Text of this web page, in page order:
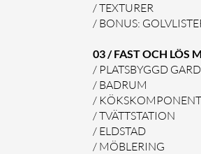
/ TEXTURER
/ BONUS:
03 / FAST OCH LÖS
/ PLATSBYGGD
/ BADRUM
/ KÖKSKOMPONENT
/ TVÄTTSTATION
/ ELDSTAD
/ MÖBLERING